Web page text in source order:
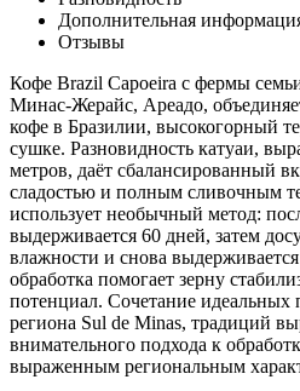
Дополнительная
Отзывы
Кофе Brazil Capoeira с фермы
Минас-Жерайс, Ареадо,
кофе в Бразилии, высокогорный
сушке. Разновидность катуаи,
метров, даёт сбалансированный
сладостью и полным сливочным
использует необычный метод:
выдерживается 60 дней, затем
влажности и снова
обработка помогает зерну
потенциал. Сочетание
региона Sul de Minas, традиций
внимательного подхода к
выраженным региональным